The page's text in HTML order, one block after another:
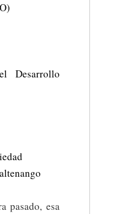
Desarrollo
pasado, esa